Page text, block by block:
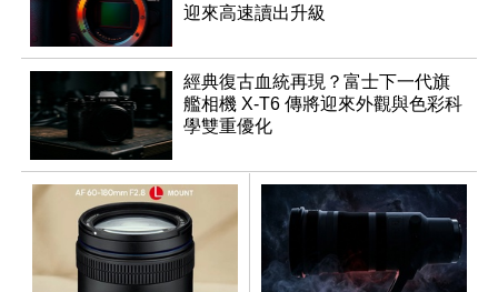
迎來高速讀出升級
經典復古血統再現？富士下一代旗
艦相機 X-T6 傳將迎來外觀與色彩科
學雙重優化